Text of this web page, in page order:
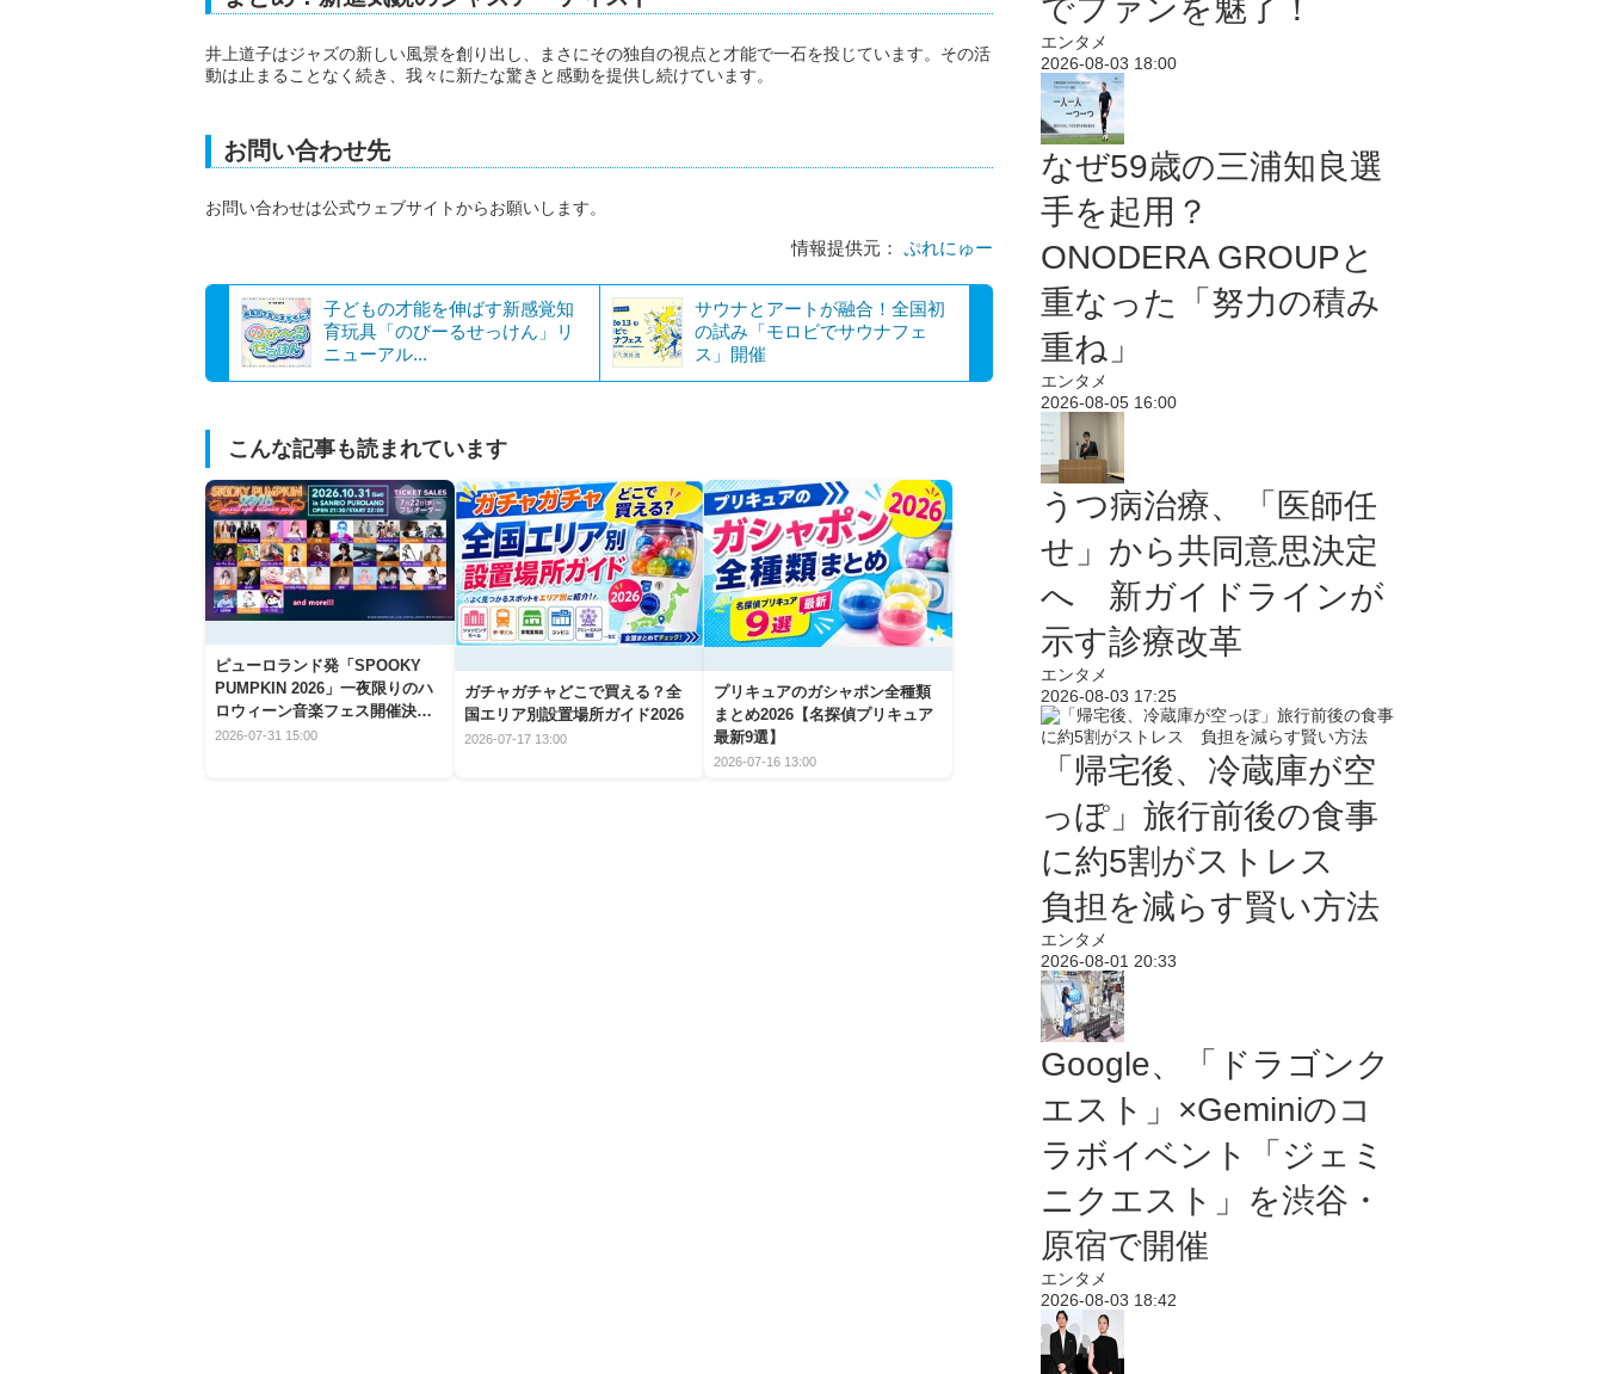
井上道子はジャズの新しい風景を創り出し、まさにその独自の視点と才能で一石を投じています。その活
動は止まることなく続き、我々に新たな驚きと感動を提供し続けています。
お問い合わせ先
お問い合わせは公式ウェブサイトからお願いします。
情報提供元： ぷれにゅー
子どもの才能を伸ばす新感覚知
育玩具「のびーるせっけん」リ
ニューアル...
サウナとアートが融合！全国初
の試み「モロビでサウナフェ
ス」開催
こんな記事も読まれています
ピューロランド発「SPOOKY
PUMPKIN 2026」一夜限りのハ
ロウィーン音楽フェス開催決
定！
2026-07-31 15:00
ガチャガチャどこで買える？全
国エリア別設置場所ガイド2026
2026-07-17 13:00
プリキュアのガシャポン全種類
まとめ2026【名探偵プリキュア
最新9選】
2026-07-16 13:00
でファンを魅了！
エンタメ
2026-08-03 18:00
なぜ59歳の三浦知良選
手を起用？
ONODERA GROUPと
重なった「努力の積み
重ね」
エンタメ
2026-08-05 16:00
うつ病治療、「医師任
せ」から共同意思決定
へ 新ガイドラインが
示す診療改革
エンタメ
2026-08-03 17:25
「帰宅後、冷蔵庫が空
っぽ」旅行前後の食事
に約5割がストレス
負担を減らす賢い方法
エンタメ
2026-08-01 20:33
Google、「ドラゴンク
エスト」×Geminiのコ
ラボイベント「ジェミ
ニクエスト」を渋谷・
原宿で開催
エンタメ
2026-08-03 18:42